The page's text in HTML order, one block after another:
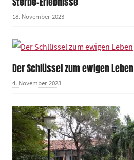
18. November 2023
Der Schlüssel zum ewigen Leben
4. November 2023